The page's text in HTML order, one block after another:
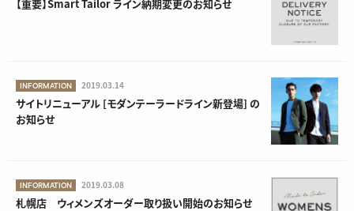
【重要】Smart Tailor ライン納期変更のお知らせ
INFORMATION 2019.03.14
サイトリニューアル [モダンテーラードライン新登場] の
お知らせ
INFORMATION 2019.03.08
札幌店 ウィメンズオーダー取り扱い開始のお知らせ